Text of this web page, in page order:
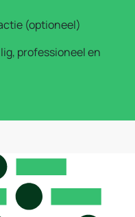
(optioneel)
professioneel en